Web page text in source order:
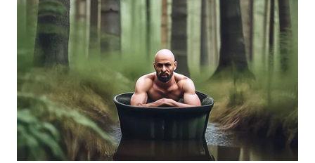
MASYARAKAT
WALINKI
ID
MAWAKA